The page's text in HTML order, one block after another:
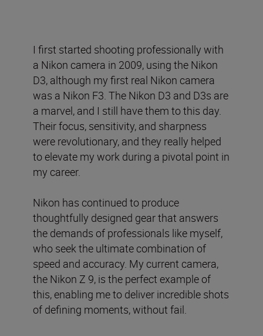
I first started shooting professionally with
a Nikon camera in 2009, using the Nikon
D3, although my first real Nikon camera
was a Nikon F3. The Nikon D3 and D3s are
a marvel, and I still have them to this day.
Their focus, sensitivity, and sharpness
were revolutionary, and they really helped
to elevate my work during a pivotal point in
my career.
Nikon has continued to produce
thoughtfully designed gear that answers
the demands of professionals like myself,
who seek the ultimate combination of
speed and accuracy. My current camera,
the Nikon Z 9, is the perfect example of
this, enabling me to deliver incredible shots
of defining moments, without fail.